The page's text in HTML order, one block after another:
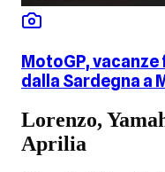
MotoGP,
dalla Sardegna a
Lorenzo,
Aprilia